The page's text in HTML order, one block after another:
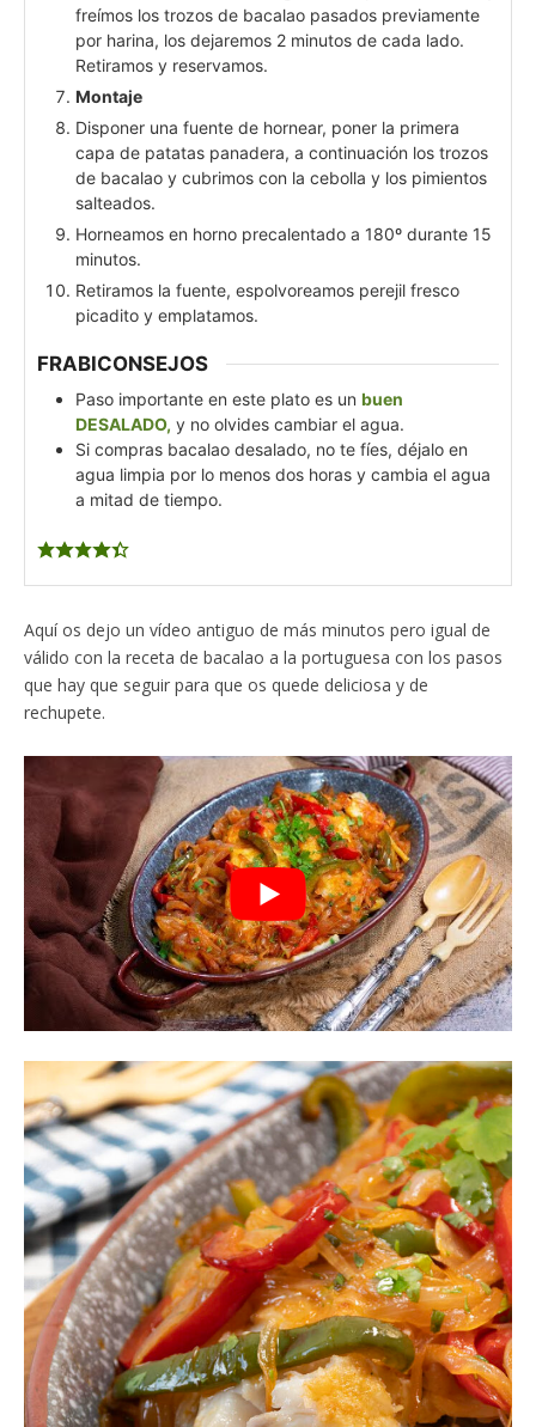
freímos los trozos de bacalao pasados previamente
por harina, los dejaremos 2 minutos de cada lado.
Retiramos y reservamos.
Montaje
Disponer una fuente de hornear, poner la primera
capa de patatas panadera, a continuación los trozos
de bacalao y cubrimos con la cebolla y los pimientos
salteados.
Horneamos en horno precalentado a 180º durante 15
minutos.
Retiramos la fuente, espolvoreamos perejil fresco
picadito y emplatamos.
FRABICONSEJOS
Paso importante en este plato es un buen
DESALADO, y no olvides cambiar el agua.
Si compras bacalao desalado, no te fíes, déjalo en
agua limpia por lo menos dos horas y cambia el agua
a mitad de tiempo.
Aquí os dejo un vídeo antiguo de más minutos pero igual de
válido con la receta de bacalao a la portuguesa con los pasos
que hay que seguir para que os quede deliciosa y de
rechupete.